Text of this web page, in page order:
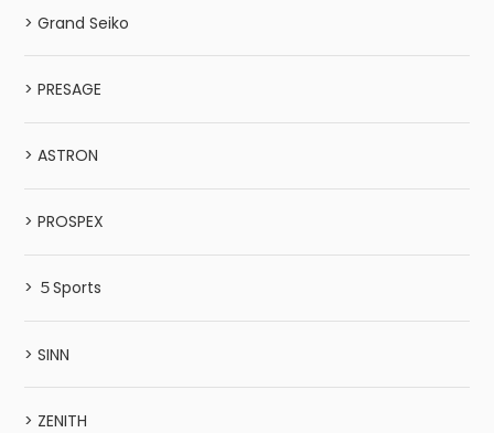
> Grand Seiko
> PRESAGE
> ASTRON
> PROSPEX
> ５Sports
> SINN
> ZENITH